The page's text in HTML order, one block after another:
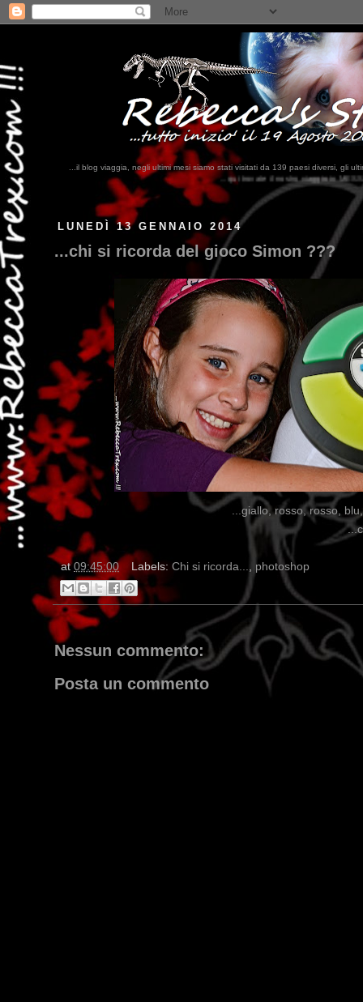
...il blog viaggia, negli ultimi mesi siamo stati visitati da 139 paesi diversi, gli
...qui trovate il nostro viaggio in MESSICO 2023...clikka qui !!!
LUNEDÌ 13 GENNAIO 2014
...chi si ricorda del gioco Simon ???
...giallo, rosso, rosso,
at09:45:00 Labels: Chi si ricorda..., photoshop
Nessun commento:
Posta un commento